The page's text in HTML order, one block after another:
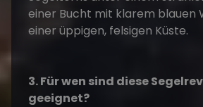
3. Für wen sind diese
geeignet?